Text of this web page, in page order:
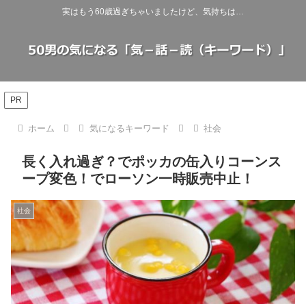
実はもう60歳過ぎちゃいましたけど、気持ちは…
PR
ホーム 気になるキーワード 社会
長く入れ過ぎ？でポッカの缶入りコーンス
ープ変色！でローソン一時販売中止！
社会